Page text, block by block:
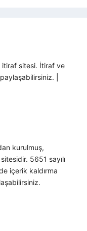
itiraf sitesi. İtiraf ve
|
kurulmuş,
5651 sayılı
içerik kaldırma